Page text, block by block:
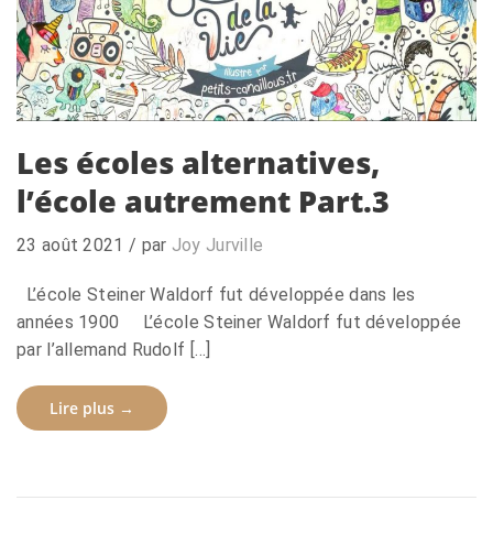
Les écoles alternatives,
l’école autrement Part.3
23 août 2021 / par Joy Jurville
L’école Steiner Waldorf fut développée dans les
années 1900 L’école Steiner Waldorf fut développée
par l’allemand Rudolf […]
Lire plus →